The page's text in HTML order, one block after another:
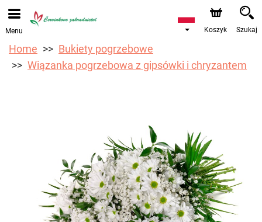
Przyjmujemy zamówienia za pośrednictwem naszego
sklepu internetowego. Najbliższy możliwy termin dostawy
to 12.08.2026 z powodu urlopu.
Menu Koszyk Szukaj
Home
Bukiety pogrzebowe
Wiązanka pogrzebowa z gipsówki i chryzantem